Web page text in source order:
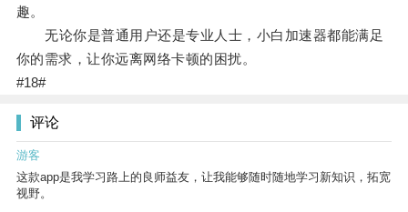
趣。
无论你是普通用户还是专业人士，小白加速器都能满足
你的需求，让你远离网络卡顿的困扰。
#18#
评论
游客
这款app是我学习路上的良师益友，让我能够随时随地学习新知识，拓宽
视野。